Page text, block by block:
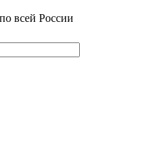
всей России